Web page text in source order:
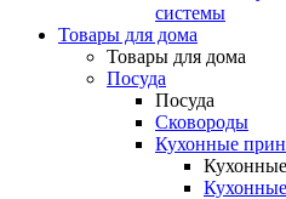
системы
Товары для дома
Товары для дома
Посуда
Посуда
Сковороды
Кухонные